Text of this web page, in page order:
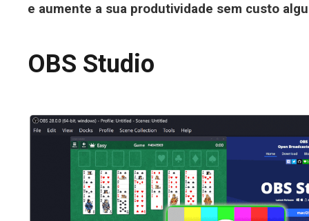
e aumente a sua produtividade sem custo
OBS Studio